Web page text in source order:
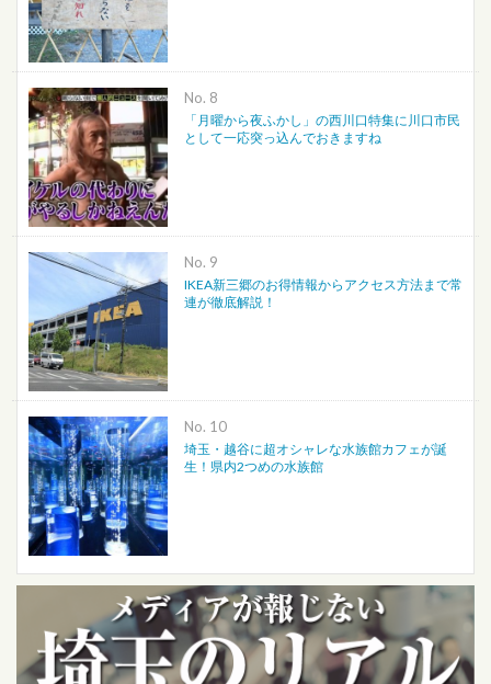
No.
「月曜から夜ふかし」の西川口特集に川口市民
として一応突っ込んでおきますね
No.
IKEA新三郷のお得情報からアクセス方法まで常
連が徹底解説！
No.
埼玉・越谷に超オシャレな水族館カフェが誕
生！県内2つめの水族館